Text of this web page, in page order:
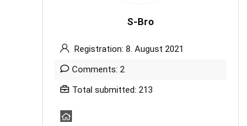
S-Bro
Registration: 8. August 2021
Comments: 2
Total submitted: 213